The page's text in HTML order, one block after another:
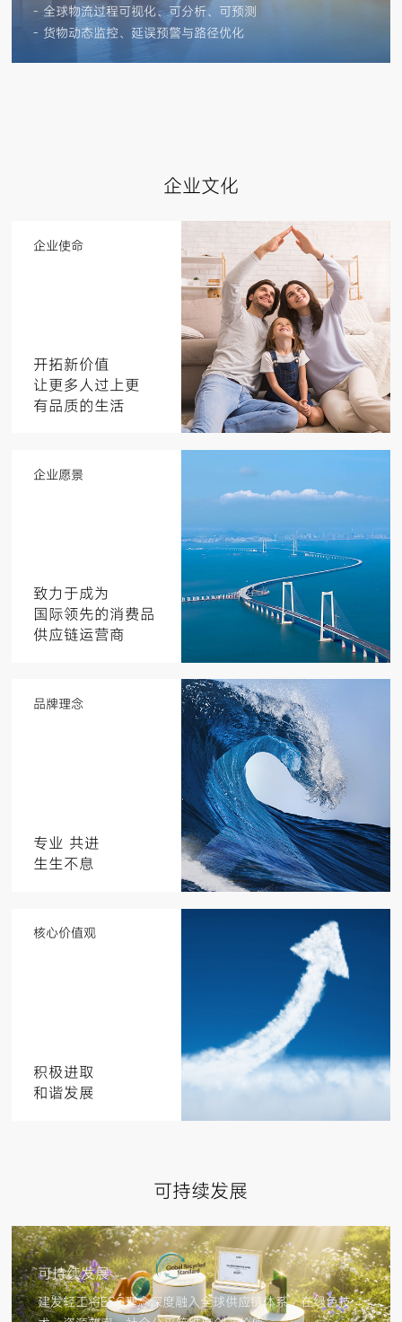
- 全球物流过程可视化、可分析、可预测
- 货物动态监控、延误预警与路径优化
企业文化
企业使命
开拓新价值
让更多人过上更
有品质的生活
企业愿景
致力于成为
国际领先的消费品
供应链运营商
品牌理念
专业 共进
生生不息
核心价值观
积极进取
和谐发展
可持续发展
可持续发展
建发轻工将ESG理念深度融入全球供应链体系，在绿色技